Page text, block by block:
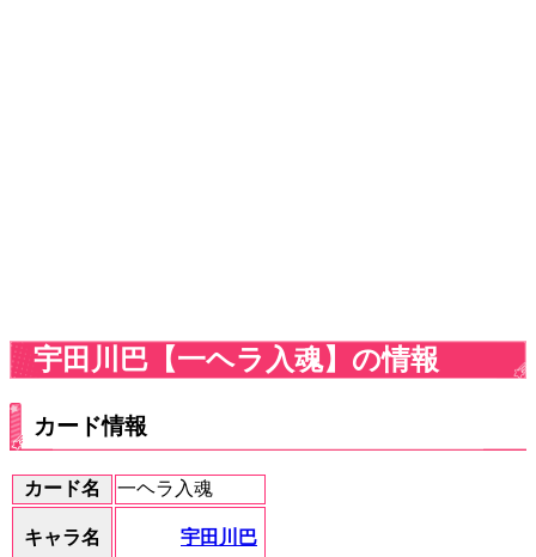
宇田川巴【一ヘラ入魂】の情報
カード情報
カード名 一ヘラ入魂
キャラ名 宇田川巴